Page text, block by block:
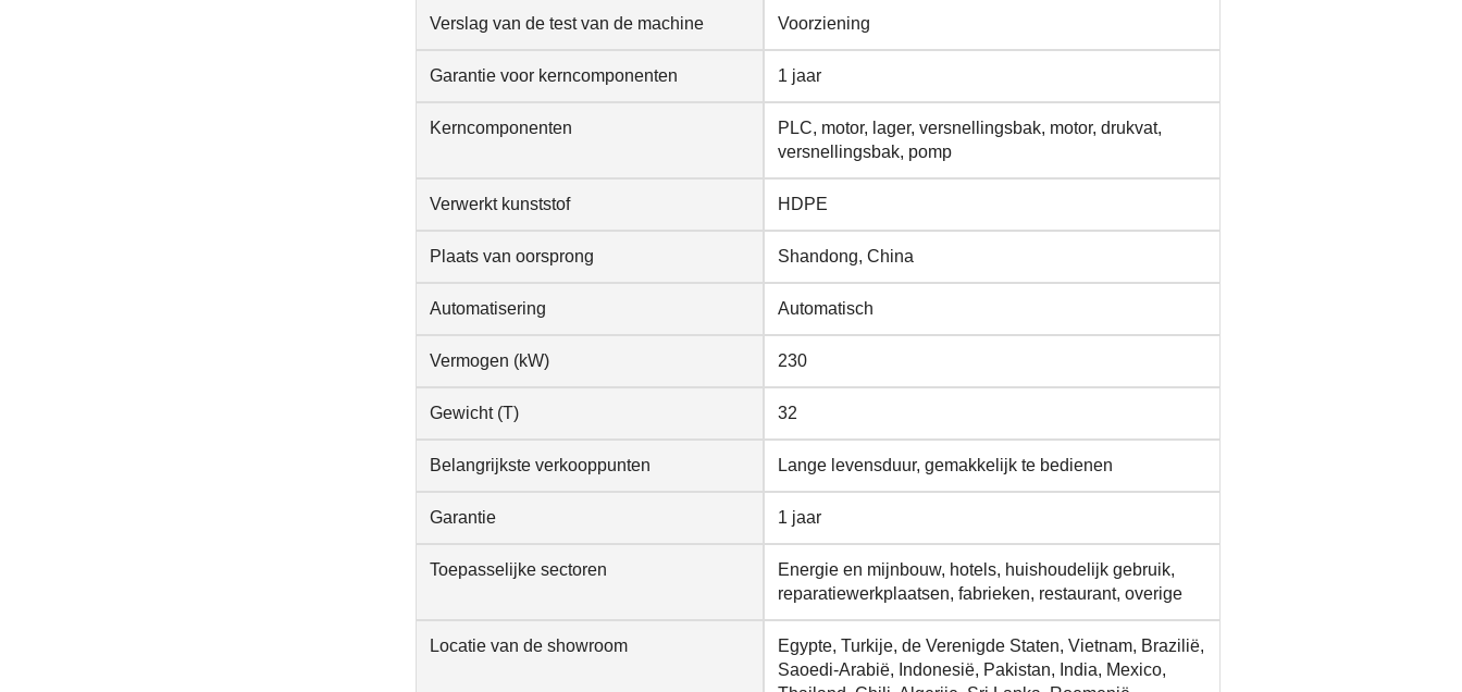
Verslag van de test van de machine Voorziening
Garantie voor kerncomponenten 1 jaar
Kerncomponenten
PLC, motor, lager, versnellingsbak, motor, drukvat,
versnellingsbak, pomp
Verwerkt kunststof HDPE
Plaats van oorsprong Shandong, China
Automatisering Automatisch
Vermogen (kW) 230
Gewicht (T) 32
Belangrijkste verkooppunten Lange levensduur, gemakkelijk te bedienen
Garantie 1 jaar
Toepasselijke sectoren
Energie en mijnbouw, hotels, huishoudelijk gebruik,
reparatiewerkplaatsen, fabrieken, restaurant, overige
Locatie van de showroom
Egypte, Turkije, de Verenigde Staten, Vietnam, Brazilië,
Saoedi-Arabië, Indonesië, Pakistan, India, Mexico,